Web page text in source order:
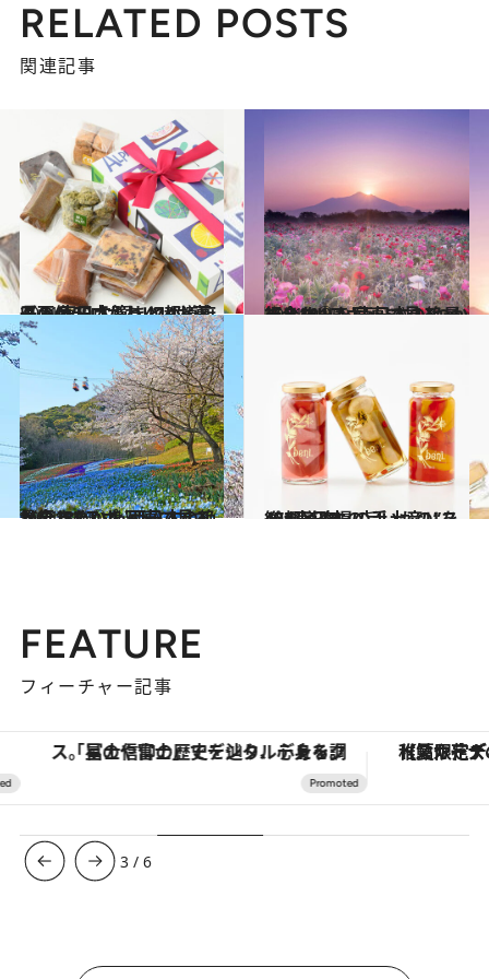
RELATED POSTS
関連記事
2021.5.2
【画像59点！】47都道府県のレトロかわいいお菓子 ～東日本篇まとめ～
グルメ 2021.4.25
《全101スポット》いつか行きたい！ 東日本の絶景まとめ①を写真で見る
旅＆お出かけ
2021.4.25
《全132スポット》いつか行きたい！ 西日本の絶景まとめ①を写真で見る
旅＆お出かけ 2021.1.18
47都道府県の手土産リスト “東日本の旨いもの”を総まとめ
グルメ
FEATURE
フィーチャー記事
「星のや富士」でデジタルデトックス。冨士信仰の歴史を辿り、心身を調える。 【夏限定ディナーコース】旬を
3 /6